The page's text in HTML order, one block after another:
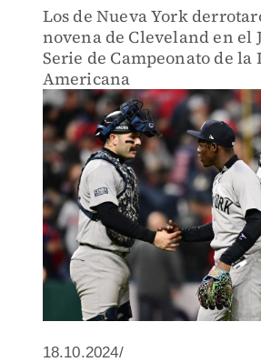
Los de Nueva York
novena de Cleveland en el
Serie de Campeonato de la
Americana
18.10.2024/